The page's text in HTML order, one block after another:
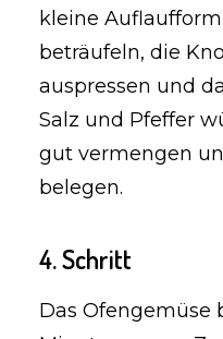
kleine
beträufeln, die
auspressen und
Salz und Pfeffer
gut vermengen
belegen.
4. Schritt
Das Ofengemüse